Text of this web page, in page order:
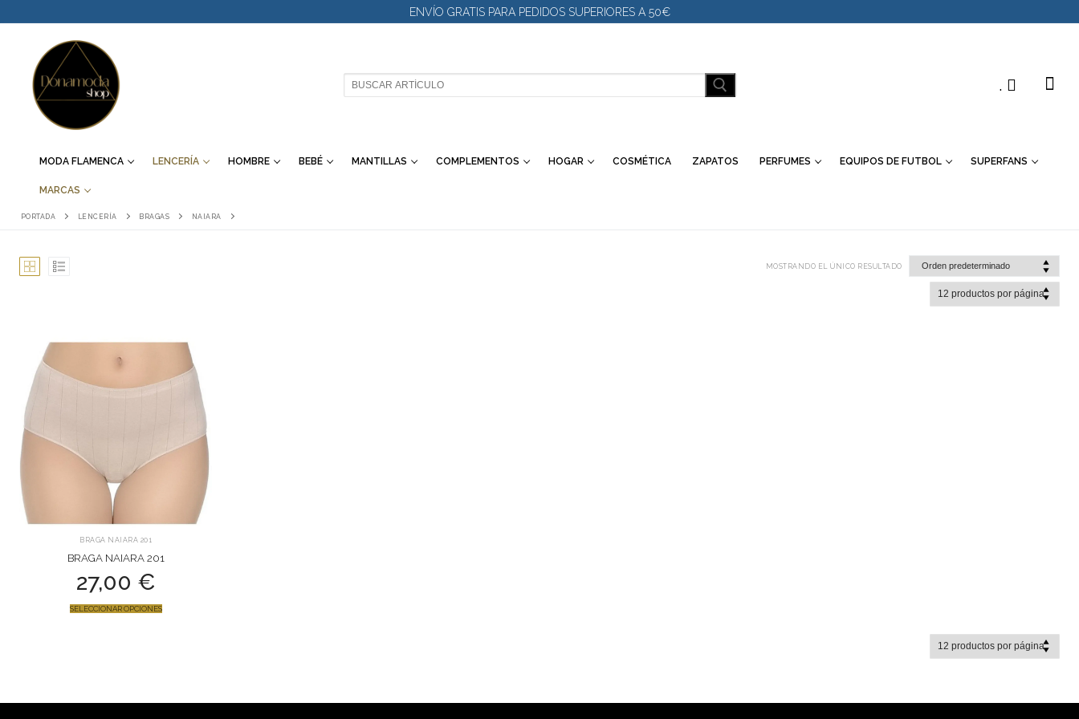
AL
ENVÍO GRATIS PARA PEDIDOS SUPERIORES A 50€
BUSCAR: .
MODA FLAMENCA LENCERÍA HOMBRE BEBÉ MANTILLAS COMPLEMENTOS HOGAR COSMÉTICA ZAPATOS PERFUMES EQUIPOS DE FUTBOL SUPERFANS
MARCAS
PORTADA LENCERÍA BRAGAS NAIARA
MOSTRANDO EL ÚNICO RESULTADO
BRAGA NAIARA 201
BRAGA NAIARA 201
27,00 €
SELECCIONAR OPCIONES